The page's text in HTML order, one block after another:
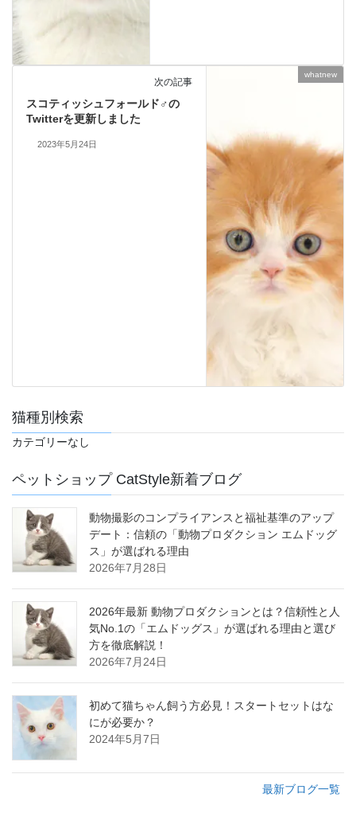
whatnew
次の記事
スコティッシュフォールド♂の
Twitterを更新しました
2023年5月24日
猫種別検索
カテゴリーなし
ペットショップ CatStyle新着ブログ
動物撮影のコンプライアンスと福祉基準のアップ
デート：信頼の「動物プロダクション エムドッグ
ス」が選ばれる理由
2026年7月28日
2026年最新 動物プロダクションとは？信頼性と人
気No.1の「エムドッグス」が選ばれる理由と選び
方を徹底解説！
2026年7月24日
初めて猫ちゃん飼う方必見！スタートセットはな
にが必要か？
2024年5月7日
最新ブログ一覧